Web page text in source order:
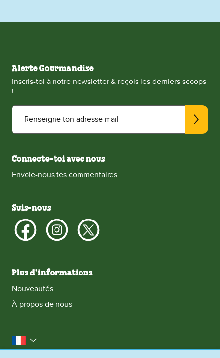
Alerte Gourmandise
Inscris-toi à notre newsletter & reçois les derniers scoops
!
Renseigne ton adresse mail
Connecte-toi avec nous
Envoie-nous tes commentaires
Suis-nous
Plus d’informations
Nouveautés
À propos de nous
la France